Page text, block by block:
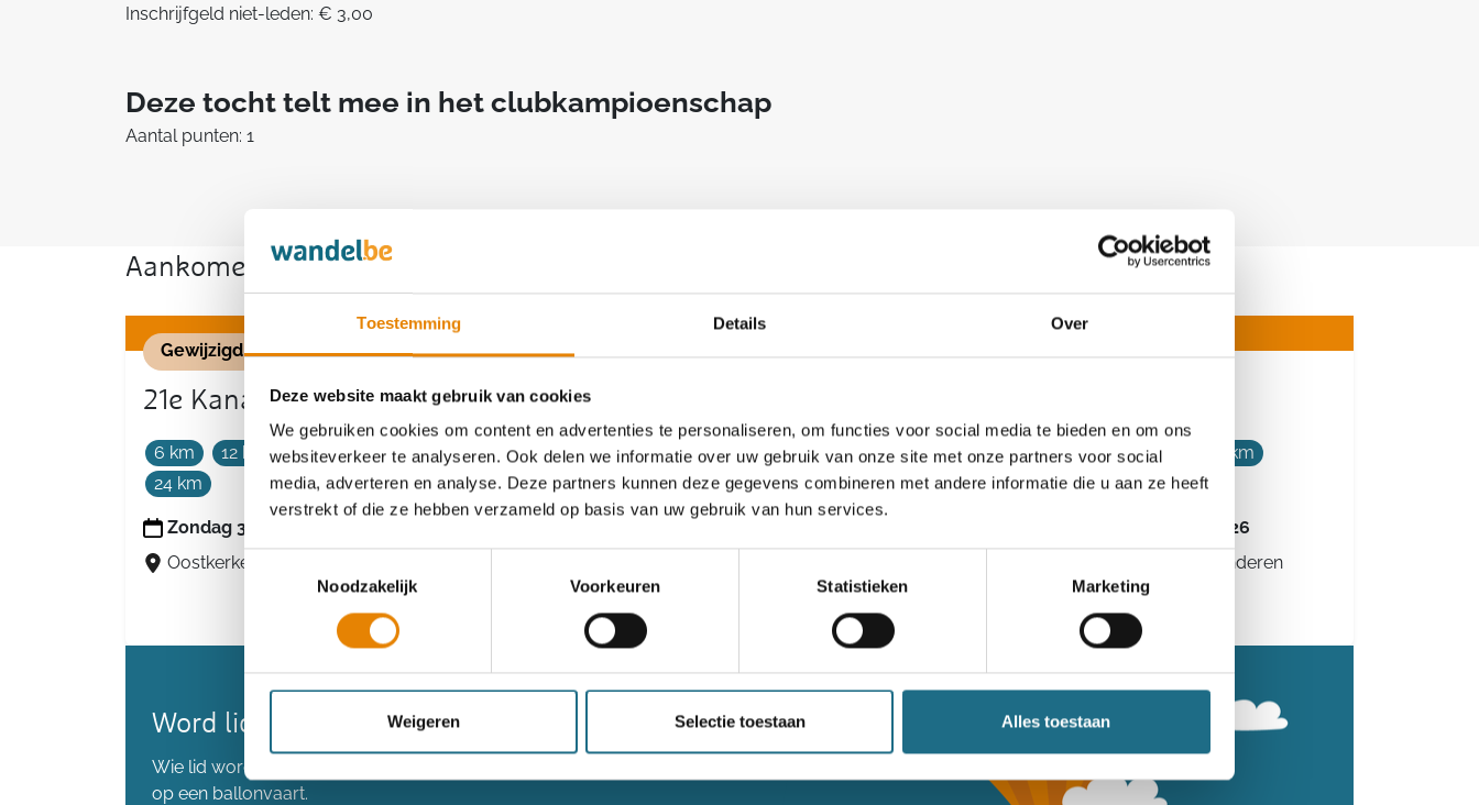
Toestemming Details Over
Deze website maakt gebruik van cookies
We gebruiken cookies om content en advertenties te personaliseren, om functies voor social media te bieden en om ons
websiteverkeer te analyseren. Ook delen we informatie over uw gebruik van onze site met onze partners voor social
media, adverteren en analyse. Deze partners kunnen deze gegevens combineren met andere informatie die u aan ze heeft
verstrekt of die ze hebben verzameld op basis van uw gebruik van hun services.
Toestemmingsselectie
Noodzakelijk
Voorkeuren Statistieken Marketing
Weigeren Selectie toestaan Alles toestaan
Inschrijfgeld niet-leden: € 3,00
Deze tocht telt mee in het clubkampioenschap
Aantal punten: 1
Aankomende wandeltochten van deze club
Gewijzigd
21e Kanalentocht
6 km 12 km 16 km
20 km
24 km
Zondag 30 augustus 2026
Oostkerke (Damme), West-Vlaanderen
4e Sanapolistocht -
Herdenkingstocht Nicky
4 km 6 km 10 km 12 km
15 km
5 km 10 km 15 km
20 km
24 km
Zaterdag 26 september 2026
Sijsele (Damme), West-Vlaanderen
Word lid en maak kans op een ballonvaart
Wie lid wordt voordat we de 80.000 leden bereiken kan kans maken
op een ballonvaart.